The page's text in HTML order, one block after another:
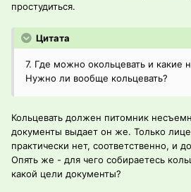
простудиться.
Цитата
7. Где можно окольцевать и какие
Нужно ли вообще кольцевать?
Кольцевать должен питомник
документы выдает он же. Только
практически нет, соответственно, и
Опять же - для чего собираетесь
какой цели документы?